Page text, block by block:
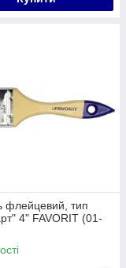
флейцевий, тип
4" FAVORIT (01-